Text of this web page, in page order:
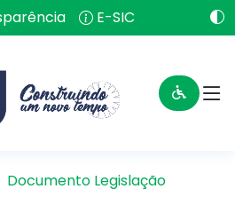
E-SIC
Documento Legislação